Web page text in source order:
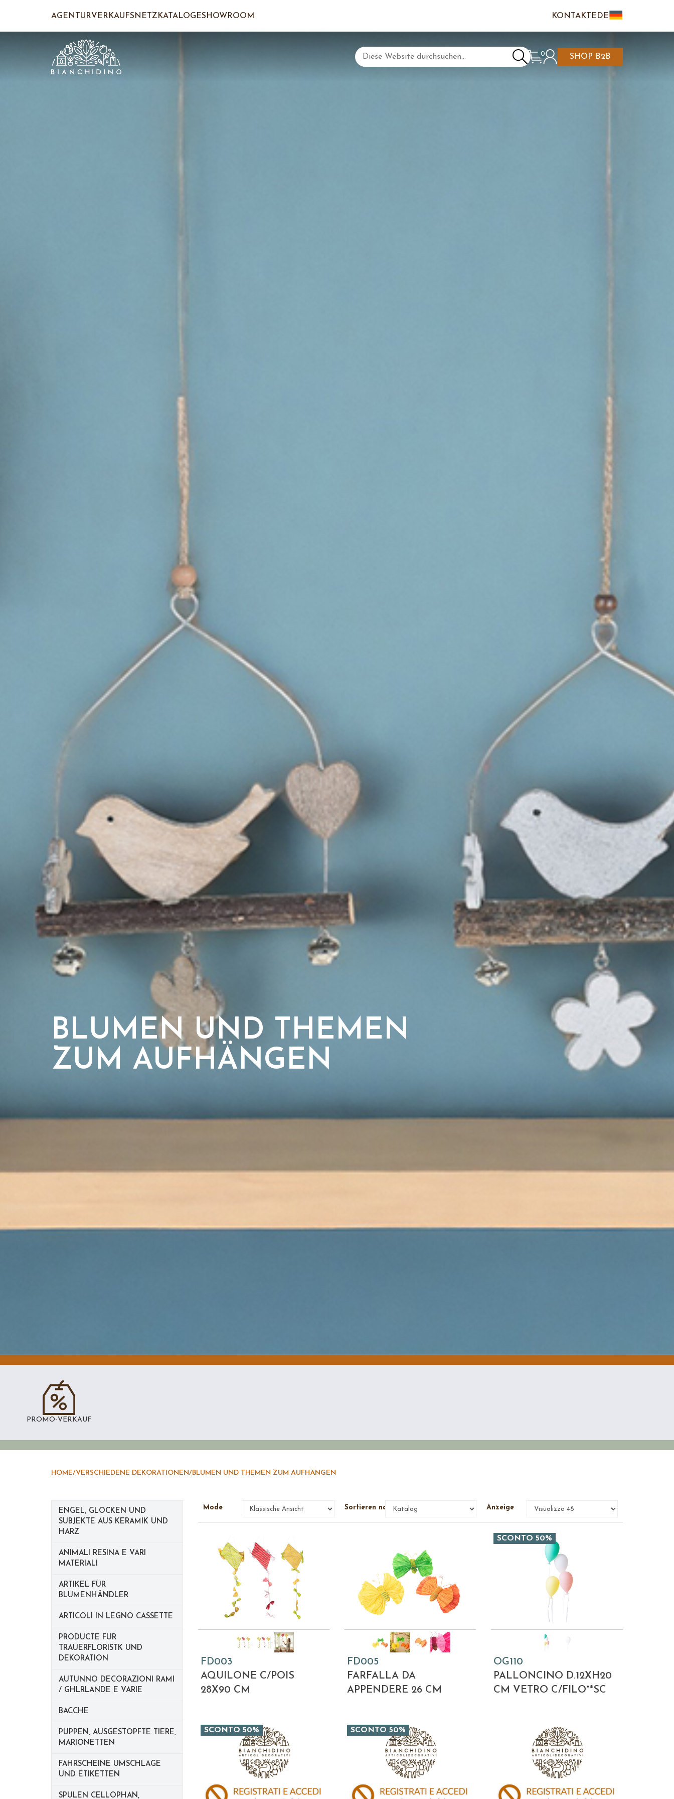
AGENTURVERKAUFSNETZ KATALOGESHOWROOM KONTAKTE DE
0 SHOP B2B
BLUMEN UND THEMEN
ZUM AUFHÄNGEN
PROMO-VERKAUF
HOME/VERSCHIEDENE DEKORATIONEN/BLUMEN UND THEMEN ZUM AUFHÄNGEN
ENGEL, GLOCKEN UND
SUBJEKTE AUS KERAMIK UND
HARZ
ANIMALI RESINA E VARI
MATERIALI
ARTIKEL FÜR
BLUMENHÄNDLER
ARTICOLI IN LEGNO CASSETTE
PRODUCTE FUR
TRAUERFLORISTK UND
DEKORATION
AUTUNNO DECORAZIONI RAMI
/ GHLRLANDE E VARIE
BACCHE
PUPPEN, AUSGESTOPFTE TIERE,
MARIONETTEN
FAHRSCHEINE UMSCHLAGE
UND ETIKETTEN
SPULEN CELLOPHAN,
Mode Sortieren nach Anzeige
FD003
AQUILONE C/POIS
28X90 CM
FD005
FARFALLA DA
APPENDERE 26 CM
OG110
PALLONCINO D.12XH20
CM VETRO C/FILO**SC
SCONTO 50%
SCONTO 50% SCONTO 50%